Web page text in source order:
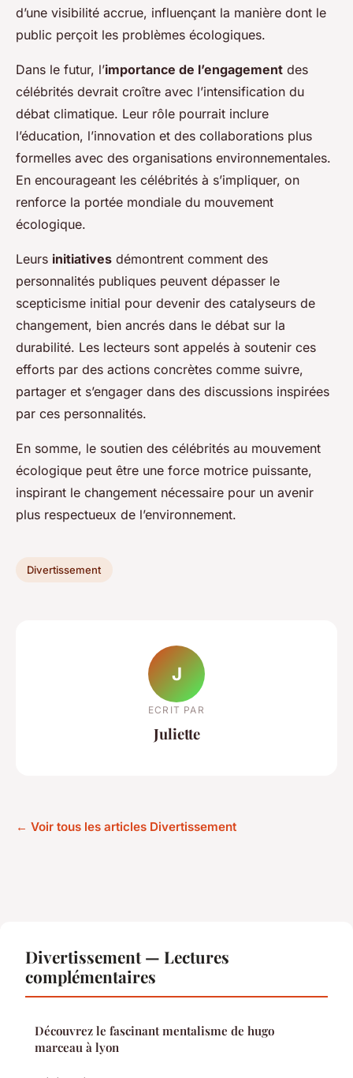
d’une visibilité accrue, influençant la manière dont le
public perçoit les problèmes écologiques.
Dans le futur, l’importance de l’engagement des
célébrités devrait croître avec l’intensification du
débat climatique. Leur rôle pourrait inclure
l’éducation, l’innovation et des collaborations plus
formelles avec des organisations environnementales.
En encourageant les célébrités à s’impliquer, on
renforce la portée mondiale du mouvement
écologique.
Leurs initiatives démontrent comment des
personnalités publiques peuvent dépasser le
scepticisme initial pour devenir des catalyseurs de
changement, bien ancrés dans le débat sur la
durabilité. Les lecteurs sont appelés à soutenir ces
efforts par des actions concrètes comme suivre,
partager et s’engager dans des discussions inspirées
par ces personnalités.
En somme, le soutien des célébrités au mouvement
écologique peut être une force motrice puissante,
inspirant le changement nécessaire pour un avenir
plus respectueux de l’environnement.
Divertissement
J
ECRIT PAR
Juliette
← Voir tous les articles Divertissement
Divertissement — Lectures
complémentaires
Découvrez le fascinant mentalisme de hugo
marceau à lyon